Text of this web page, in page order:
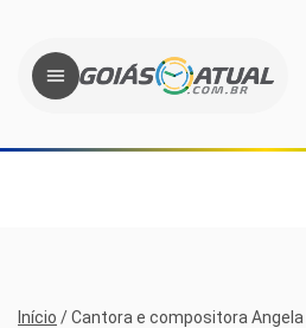
Início /Cantora e compositora Angela